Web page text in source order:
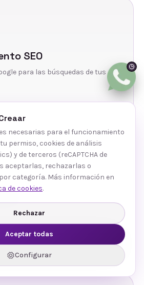
SEO
para las búsquedas de tus
management que conecta
necesarias para el funcionamiento
permiso, cookies de análisis
y de terceros (reCAPTCHA de
aceptarlas, rechazarlas o
categoría. Más información en
de cookies.
Rechazar
Aceptar todas
Configurar